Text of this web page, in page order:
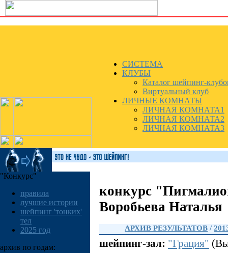
СИСТЕМА
КЛУБЫ
Каталог шейпинг-
Виртуальный клуб
ЛИЧНЫЕ КОМНАТЫ
ЛИЧНАЯ КОМНАТА1
ЛИЧНАЯ КОМНАТА2
ЛИЧНАЯ КОМНАТА3
"Конкурс"
правила
лучшие истории
шейпинг 'тонких'
тел
2025 год
архив по годам:
конкурс
Воробьева Наталья
АРХИВ РЕЗУЛЬТАТОВ /
шейпинг-зал: "Грация"